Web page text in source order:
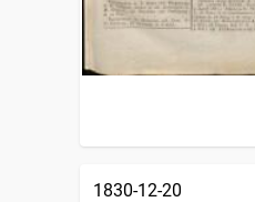
1830-12-20